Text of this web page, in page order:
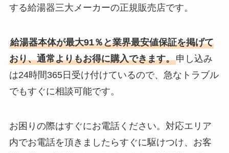
する給湯器三大メーカーの正規販売店です。
給湯器本体が最大91％と業界最安値保証を掲げて
おり、通常よりもお得に購入できます。申し込み
は24時間365日受け付けているので、急なトラブル
でもすぐに相談可能です。
お困りの際はすぐにお電話ください。対応エリア
内でお電話を頂きましたらすぐに駆けつけ、お客